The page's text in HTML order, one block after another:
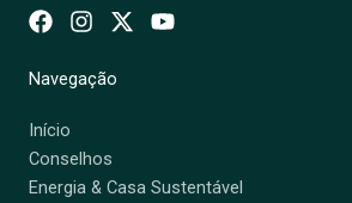
Navegação
Início
Conselhos
Energia & Casa Sustentável